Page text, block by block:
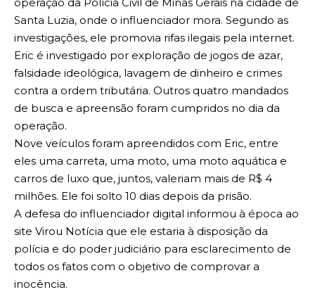
operação da Polícia Civil de Minas Gerais na cidade de
Santa Luzia, onde o influenciador mora. Segundo as
investigações, ele promovia rifas ilegais pela internet.
Eric é investigado por exploração de jogos de azar,
falsidade ideológica, lavagem de dinheiro e crimes
contra a ordem tributária. Outros quatro mandados
de busca e apreensão foram cumpridos no dia da
operação.
Nove veículos foram apreendidos com Eric, entre
eles uma carreta, uma moto, uma moto aquática e
carros de luxo que, juntos, valeriam mais de R$ 4
milhões. Ele foi solto 10 dias depois da prisão.
A defesa do influenciador digital informou à época ao
site Virou Notícia que ele estaria à disposição da
polícia e do poder judiciário para esclarecimento de
todos os fatos com o objetivo de comprovar a
inocência.